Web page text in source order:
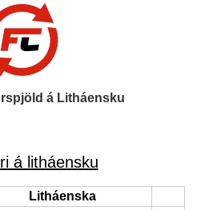
á Litháensku
á litháensku
Litháenska